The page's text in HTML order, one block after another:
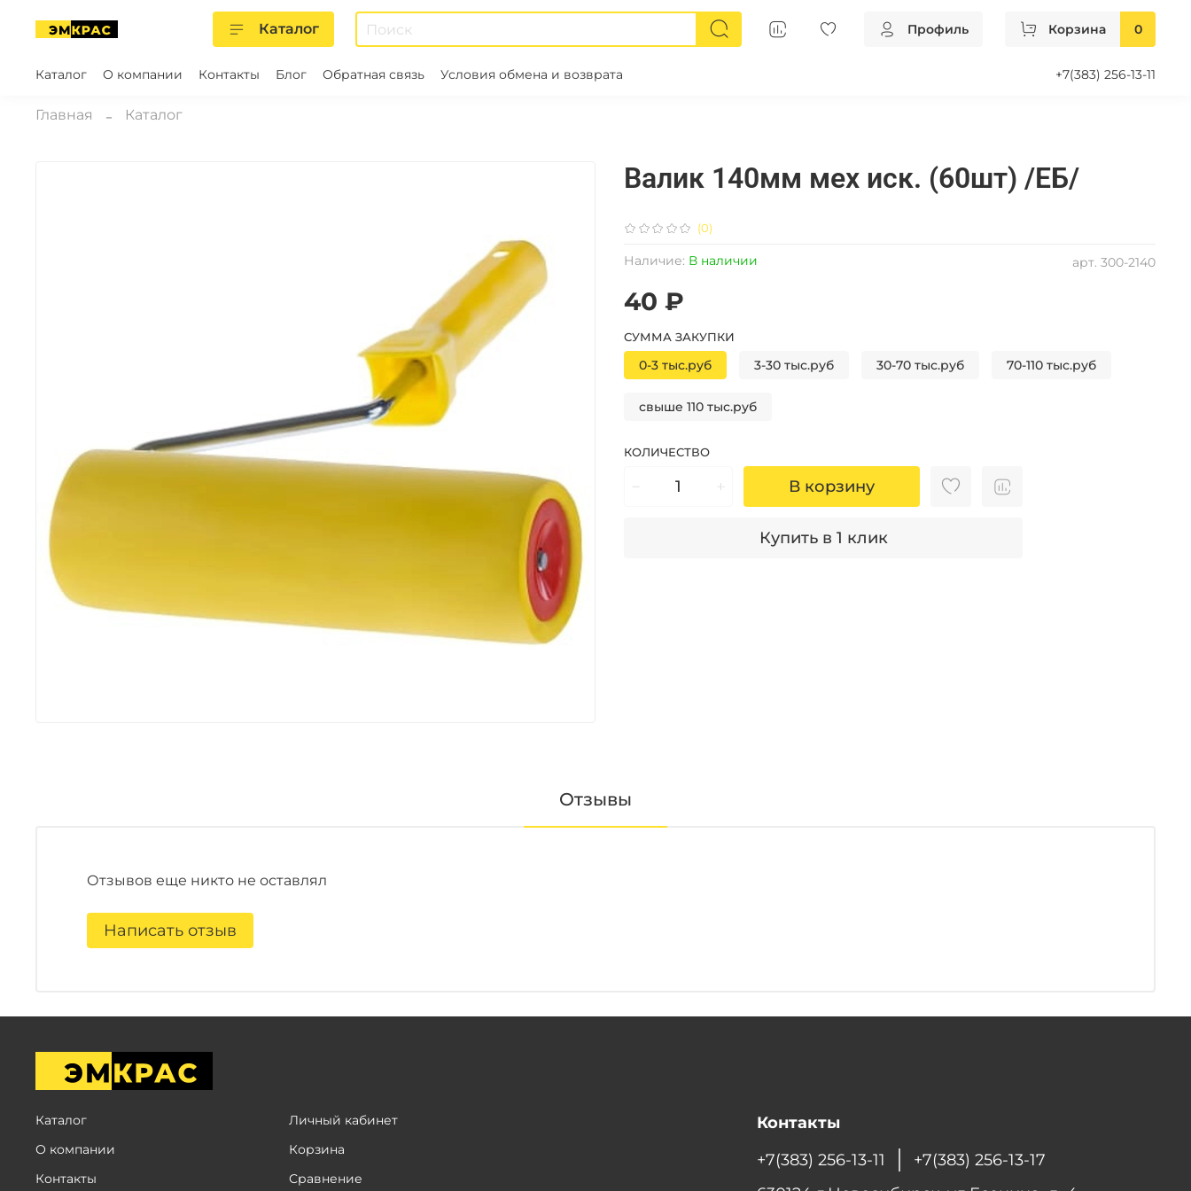
Каталог Профиль Корзина 0
Каталог О компании Контакты Блог Обратная связь Условия обмена и возврата +7(383) 256-13-11
Главная Каталог
(0)
арт. 300-2140
Наличие: В наличии
Валик 140мм мех иск. (60шт) /ЕБ/
40 ₽
КОЛИЧЕСТВО
В корзину
Купить в 1 клик
СУММА ЗАКУПКИ
0-3 тыс.руб 3-30 тыс.руб 30-70 тыс.руб 70-110 тыс.руб
свыше 110 тыс.руб
Отзывы
Отзывов еще никто не оставлял
Написать отзыв
Каталог
О компании
Контакты
Личный кабинет
Корзина
Сравнение
Контакты
+7(383) 256-13-11
+7(383) 256-13-17